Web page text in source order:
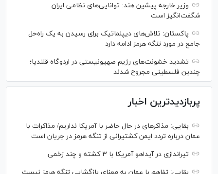
وزیر خارجه پیشین هند: توانایی‌های نظامی ایران
شگفت‌انگیز است
پاکستان: تلاش‌های دیپلماتیک برای رسیدن به یک راه‌حل
جامع در مورد تنگه هرمز ادامه دارد
تشدید خشونت‌های رژیم صهیونیستی در اردوگاه قلندیا؛
چندین فلسطینی مجروح شدند
پربازدیدترین اخبار
بقایی: مذاکره‎ای در حال حاضر با آمریکا نداریم/ مذاکرات با
عمان درباره تردد ایمن کشتیرانی از تنگه هرمز در جریان است
تیراندازی در آیداهو آمریکا با ۳ کشته و چند زخمی
بقایی: تفاهم با عمان به معنای بازگشایی تنگه هرمز نیست